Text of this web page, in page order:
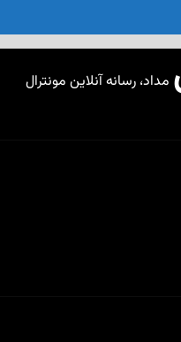
مداد، رسانه آنلاین مونترال